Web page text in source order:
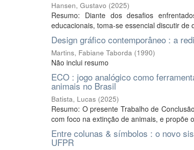
Hansen, Gustavo (2025)
Resumo: Diante dos desafios
educacionais, toma-se essencial discutir
Design gráfico contemporâneo : a
Martins, Fabiane Taborda (1990)
Não inclui resumo
ECO : jogo analógico como
animais no Brasil
Batista, Lucas (2025)
Resumo: O presente Trabalho de
com foco na extinção de animais, e propõe
Entre colunas & símbolos : o novo
UFPR